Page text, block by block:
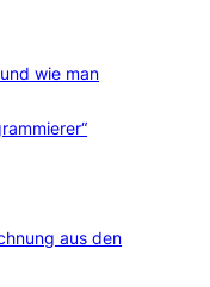
wie man
aus den